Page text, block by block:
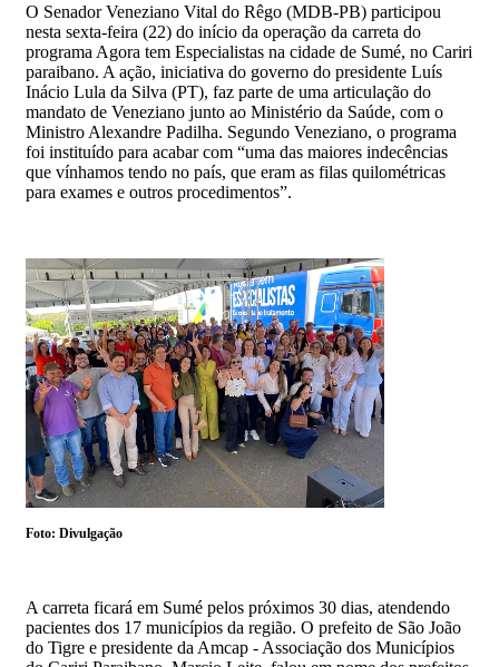
O Senador Veneziano Vital do Rêgo (MDB-PB) participou
nesta sexta-feira (22) do início da operação da carreta do
programa Agora tem Especialistas na cidade de Sumé, no Cariri
paraibano. A ação, iniciativa do governo do presidente Luís
Inácio Lula da Silva (PT), faz parte de uma articulação do
mandato de Veneziano junto ao Ministério da Saúde, com o
Ministro Alexandre Padilha. Segundo Veneziano, o programa
foi instituído para acabar com “uma das maiores indecências
que vínhamos tendo no país, que eram as filas quilométricas
para exames e outros procedimentos”.
Foto: Divulgação
A carreta ficará em Sumé pelos próximos 30 dias, atendendo
pacientes dos 17 municípios da região. O prefeito de São João
do Tigre e presidente da Amcap - Associação dos Municípios